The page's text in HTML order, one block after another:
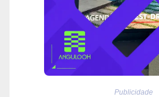
Publicidade